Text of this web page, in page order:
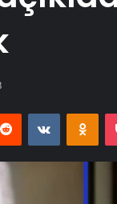
Reddit VKontakte